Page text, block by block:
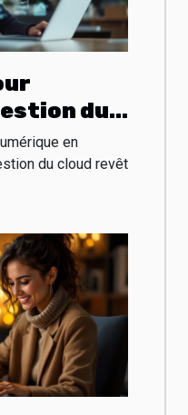
du
petites
en
du cloud revêt